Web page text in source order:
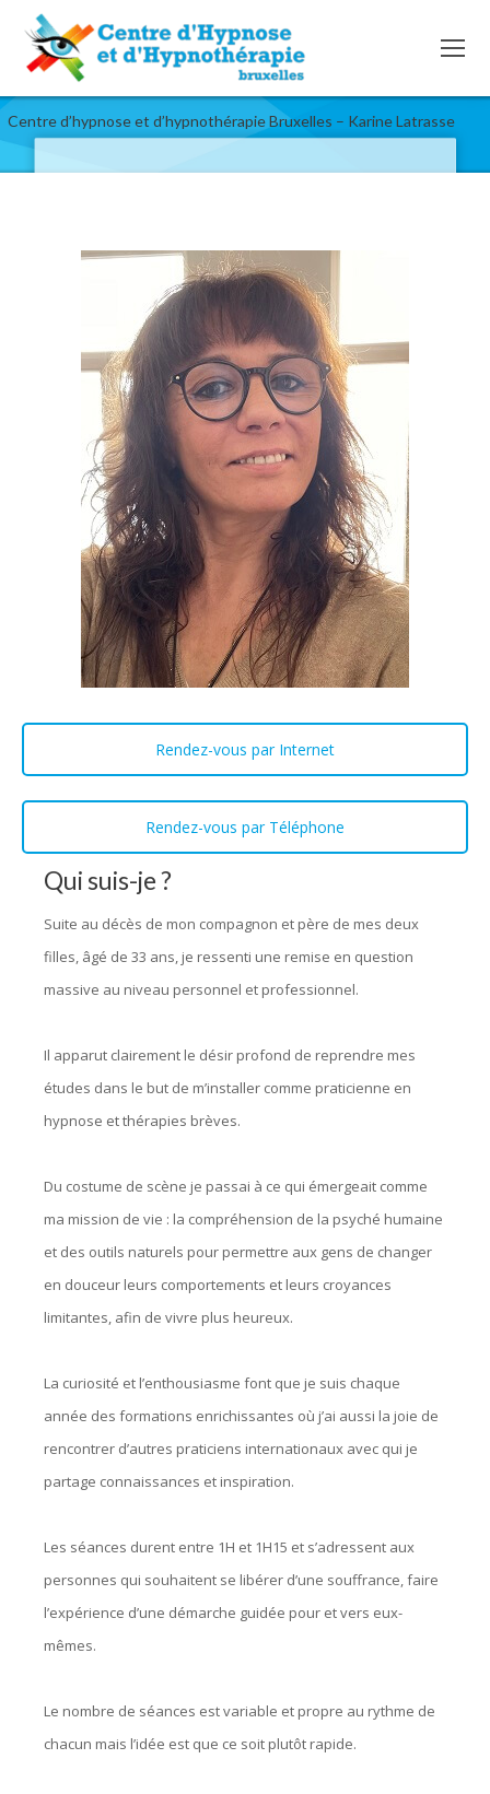
Centre d’hypnose et d’hypnothérapie Bruxelles – Karine Latrasse
Qui suis-je ?
Suite au décès de mon compagnon et père de mes deux
filles, âgé de 33 ans, je ressenti une remise en question
massive au niveau personnel et professionnel.
Il apparut clairement le désir profond de reprendre mes
études dans le but de m’installer comme praticienne en
hypnose et thérapies brèves.
Du costume de scène je passai à ce qui émergeait comme
ma mission de vie : la compréhension de la psyché humaine
et des outils naturels pour permettre aux gens de changer
en douceur leurs comportements et leurs croyances
limitantes, afin de vivre plus heureux.
La curiosité et l’enthousiasme font que je suis chaque
année des formations enrichissantes où j’ai aussi la joie de
rencontrer d’autres praticiens internationaux avec qui je
partage connaissances et inspiration.
Les séances durent entre 1H et 1H15 et s’adressent aux
personnes qui souhaitent se libérer d’une souffrance, faire
l’expérience d’une démarche guidée pour et vers eux-
mêmes.
Le nombre de séances est variable et propre au rythme de
chacun mais l’idée est que ce soit plutôt rapide.
Rendez-vous par Internet
Rendez-vous par Téléphone